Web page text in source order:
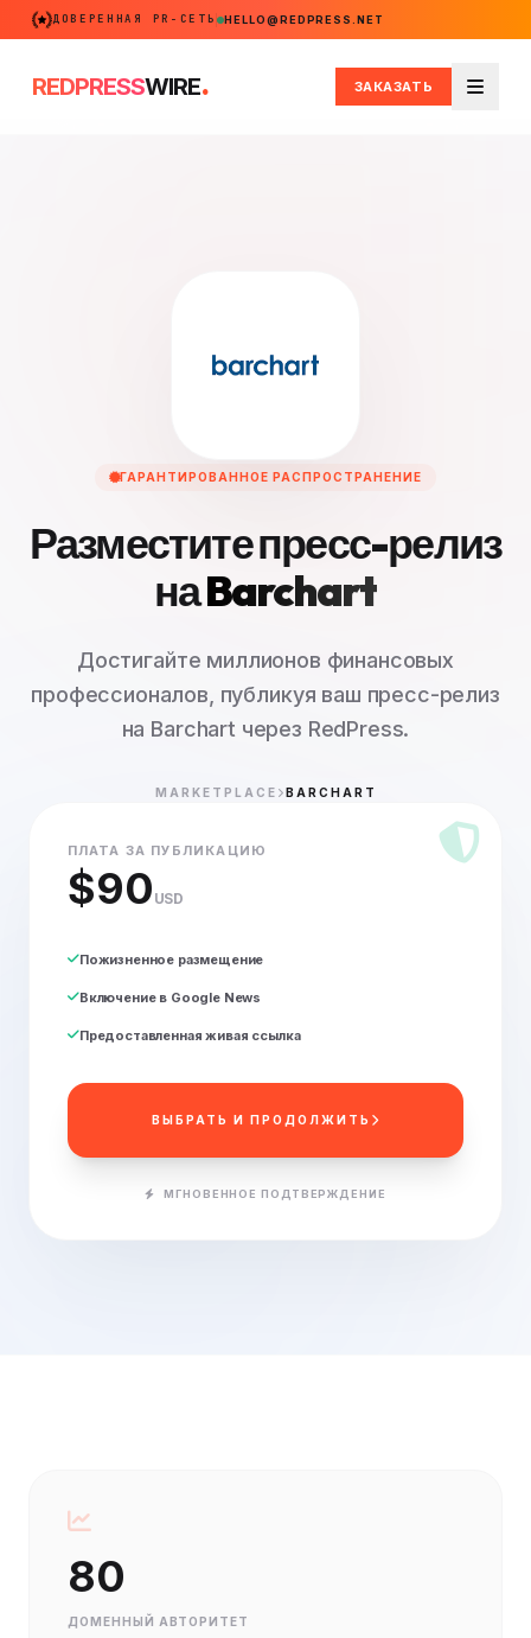
ДОВЕРЕННАЯ PR-СЕТЬ HELLO@REDPRESS.NET
REDPRESSWIRE. ЗАКАЗАТЬ
Меню
ГАРАНТИРОВАННОЕ РАСПРОСТРАНЕНИЕ
Разместите пресс-релиз
наBarchart
Достигайте миллионов финансовых
профессионалов, публикуя ваш пресс-релиз
на Barchart через RedPress.
MARKETPLACE BARCHART
ПЛАТА ЗА ПУБЛИКАЦИЮ
$90 USD
Пожизненное размещение
Включение в Google News
Предоставленная живая ссылка
ВЫБРАТЬ И ПРОДОЛЖИТЬ
МГНОВЕННОЕ ПОДТВЕРЖДЕНИЕ
80
ДОМЕННЫЙ АВТОРИТЕТ